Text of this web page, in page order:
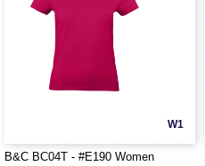
W1
B&C BC04T - #E190 Women